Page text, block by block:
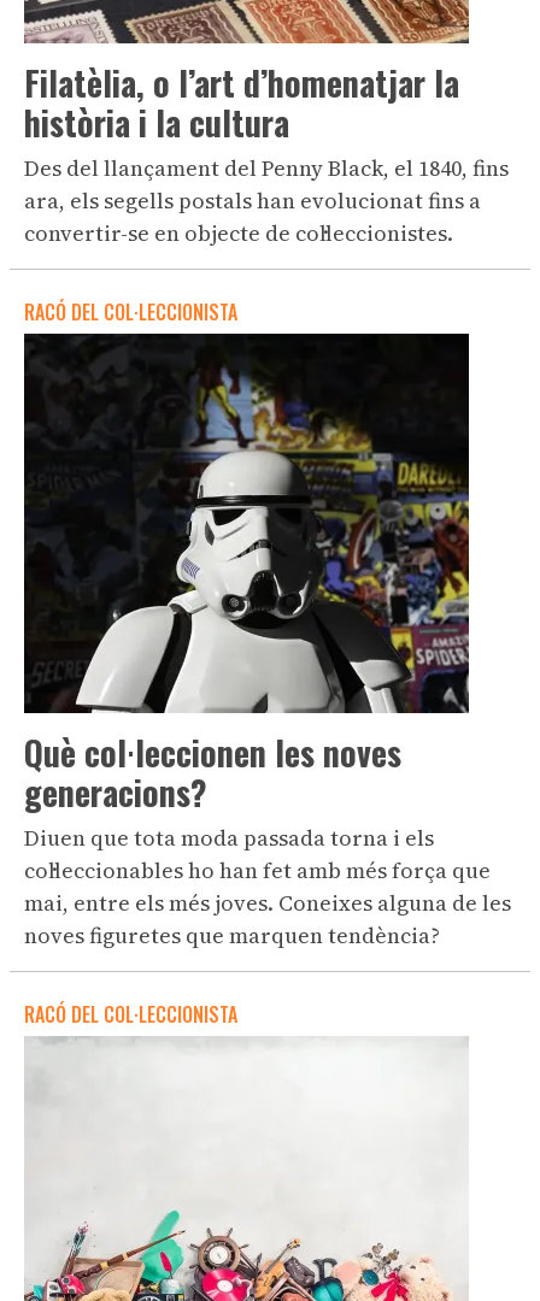
Filatèlia, o l’art d’homenatjar la
història i la cultura
Des del llançament del Penny Black, el 1840, fins
ara, els segells postals han evolucionat fins a
convertir-se en objecte de col·leccionistes.
RACÓ DEL COL·LECCIONISTA
Què col·leccionen les noves
generacions?
Diuen que tota moda passada torna i els
col·leccionables ho han fet amb més força que
mai, entre els més joves. Coneixes alguna de les
noves figuretes que marquen tendència?
RACÓ DEL COL·LECCIONISTA